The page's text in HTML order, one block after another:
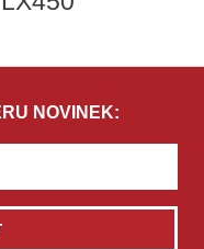
NOVINEK: